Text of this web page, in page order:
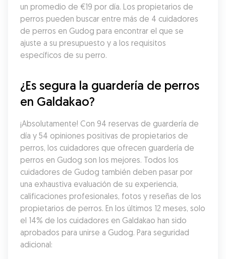
un promedio de €19 por día. Los propietarios de
perros pueden buscar entre más de 4 cuidadores
de perros en Gudog para encontrar el que se
ajuste a su presupuesto y a los requisitos
específicos de su perro.
¿Es segura la guardería de perros
en Galdakao?
¡Absolutamente! Con 94 reservas de guardería de
día y 54 opiniones positivas de propietarios de
perros, los cuidadores que ofrecen guardería de
perros en Gudog son los mejores. Todos los
cuidadores de Gudog también deben pasar por
una exhaustiva evaluación de su experiencia,
calificaciones profesionales, fotos y reseñas de los
propietarios de perros. En los últimos 12 meses, solo
el 14% de los cuidadores en Galdakao han sido
aprobados para unirse a Gudog. Para seguridad
adicional: